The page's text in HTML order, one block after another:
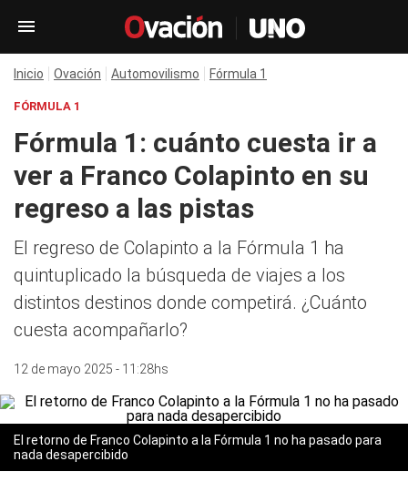
Inicio Ovación Automovilismo Fórmula 1
FÓRMULA 1
Fórmula 1: cuánto cuesta ir a
ver a Franco Colapinto en su
regreso a las pistas
El regreso de Colapinto a la Fórmula 1 ha
quintuplicado la búsqueda de viajes a los
distintos destinos donde competirá. ¿Cuánto
cuesta acompañarlo?
12 de mayo 2025 - 11:28hs
El retorno de Franco Colapinto a la Fórmula 1 no ha pasado para
nada desapercibido